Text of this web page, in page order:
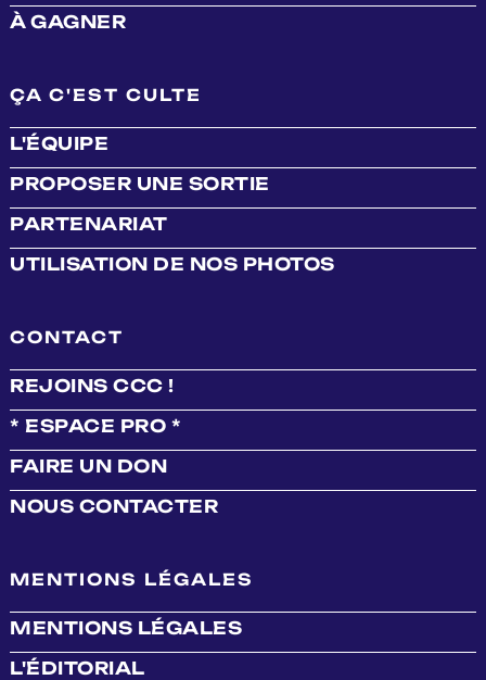
À GAGNER
ÇA C'EST CULTE
L'ÉQUIPE
PROPOSER UNE SORTIE
PARTENARIAT
UTILISATION DE NOS PHOTOS
CONTACT
REJOINS CCC !
* ESPACE PRO *
FAIRE UN DON
NOUS CONTACTER
MENTIONS LÉGALES
MENTIONS LÉGALES
L'ÉDITORIAL